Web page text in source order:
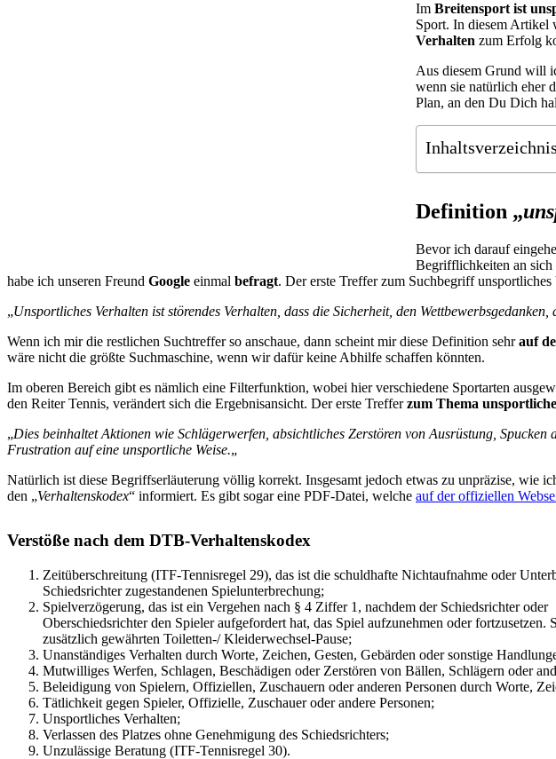
Im Breitensport ist
Sport. In diesem Artikel
Verhalten zum Erfolg
Aus diesem Grund will
wenn sie natürlich eher
Plan, an den Du Dich
Inhaltsverzeichnis
Definition „
Bevor ich darauf
Begrifflichkeiten an sich
habe ich unseren Freund Google einmal befragt. Der erste Treffer zum Suchbegriff unsportliches
„Unsportliches Verhalten ist störendes Verhalten, dass die Sicherheit, den
Wenn ich mir die restlichen Suchtreffer so anschaue, dann scheint mir diese Definition sehrauf
wäre nicht die größte Suchmaschine, wenn wir dafür keine Abhilfe schaffen könnten.
Im oberen Bereich gibt es nämlich eine Filterfunktion, wobei hier verschiedene Sportarten
den Reiter Tennis, verändert sich die Ergebnisansicht. Der erste Trefferzum Thema
„Dies beinhaltet Aktionen wie Schlägerwerfen, absichtliches Zerstören von Ausrüstung, Spucken
Frustration auf eine unsportliche Weise.„
Natürlich ist diese Begriffserläuterung völlig korrekt. Insgesamt jedoch etwas zu unpräzise, wie
den „Verhaltenskodex“ informiert. Es gibt sogar eine PDF-Datei, welche auf der offiziellen
Verstöße nach dem DTB-Verhaltenskodex
Zeitüberschreitung (ITF-Tennisregel 29), das ist die schuldhafte Nichtaufnahme oder
Schiedsrichter zugestandenen Spielunterbrechung;
Spielverzögerung, das ist ein Vergehen nach § 4 Ziffer 1, nachdem der Schiedsrichter oder
Oberschiedsrichter den Spieler aufgefordert hat, das Spiel aufzunehmen oder
zusätzlich gewährten Toiletten-/ Kleiderwechsel-Pause;
Unanständiges Verhalten durch Worte, Zeichen, Gesten, Gebärden oder sonstige
Mutwilliges Werfen, Schlagen, Beschädigen oder Zerstören von Bällen, Schlägern oder
Beleidigung von Spielern, Offiziellen, Zuschauern oder anderen Personen durch Worte,
Tätlichkeit gegen Spieler, Offizielle, Zuschauer oder andere Personen;
Unsportliches Verhalten;
Verlassen des Platzes ohne Genehmigung des Schiedsrichters;
Unzulässige Beratung (ITF-Tennisregel 30).